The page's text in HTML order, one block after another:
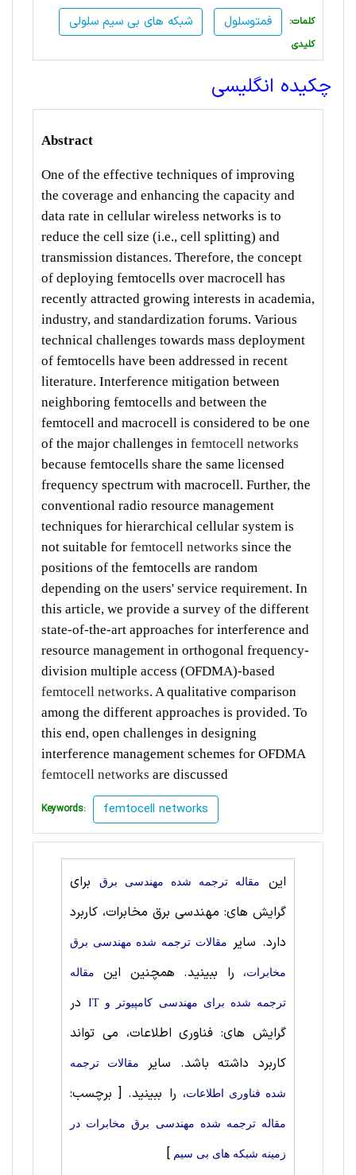
شبکه های بی سیم سلولی فمتوسلول
:کلمات
کلیدی
چکیده انگلیسی
Abstract
One of the effective techniques of improving
the coverage and enhancing the capacity and
data rate in cellular wireless networks is to
reduce the cell size (i.e., cell splitting) and
transmission distances. Therefore, the concept
of deploying femtocells over macrocell has
recently attracted growing interests in academia,
industry, and standardization forums. Various
technical challenges towards mass deployment
of femtocells have been addressed in recent
literature. Interference mitigation between
neighboring femtocells and between the
femtocell and macrocell is considered to be one
of the major challenges in femtocell networks
because femtocells share the same licensed
frequency spectrum with macrocell. Further, the
conventional radio resource management
techniques for hierarchical cellular system is
not suitable for femtocell networks since the
positions of the femtocells are random
depending on the users' service requirement. In
this article, we provide a survey of the different
state-of-the-art approaches for interference and
resource management in orthogonal frequency-
division multiple access (OFDMA)-based
femtocell networks. A qualitative comparison
among the different approaches is provided. To
this end, open challenges in designing
interference management schemes for OFDMA
femtocell networks are discussed
Keywords: femtocell networks
این مقاله ترجمه شده مهندسی برق
برای
گرایش های: مهندسی برق مخابرات، کاربرد
دارد. سایر مقالات ترجمه شده مهندسی برق
مخابرات، را ببینید. همچنین این مقاله
ترجمه شده برای مهندسی کامپیوتر و IT
در
گرایش های: فناوری اطلاعات، می تواند
کاربرد داشته باشد. سایر
مقالات ترجمه
شده فناوری اطلاعات، را ببینید. [ برچسب:
مقاله ترجمه شده مهندسی برق مخابرات در
زمینه شبکه های بی سیم ]